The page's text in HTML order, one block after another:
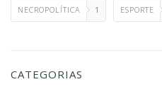
NECROPOLÍTICA 1 ESPORTE
CATEGORIAS